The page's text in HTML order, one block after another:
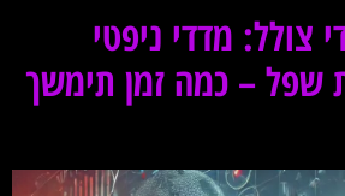
צולל: מדדי ניפטי
שפל – כמה זמן תימשך